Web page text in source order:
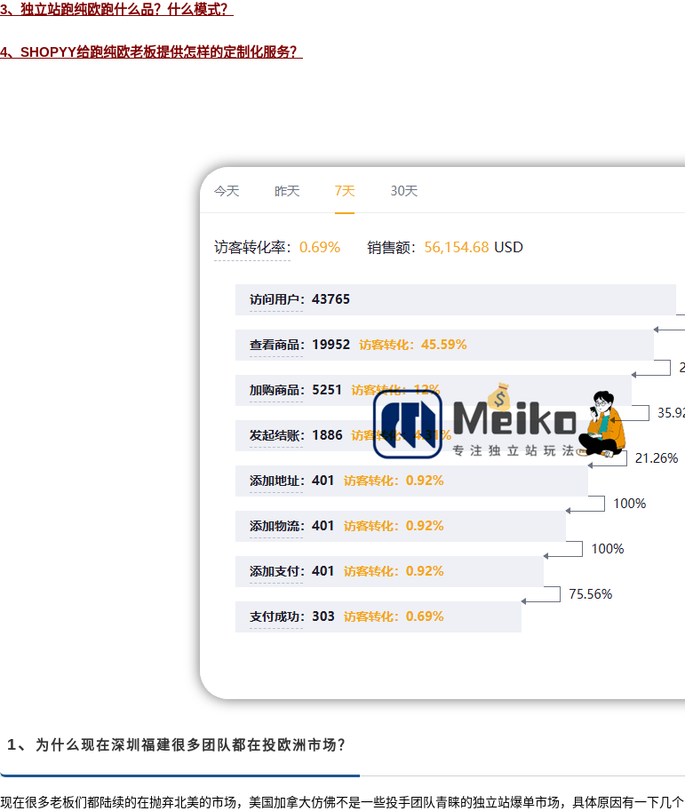
3、独立站跑纯欧跑什么品？什么模式？
4、SHOPYY给跑纯欧老板提供怎样的定制化服务？
1、 为什么现在深圳福建很多团队都在投欧洲市场？
现在很多老板们都陆续的在抛弃北美的市场，美国加拿大仿佛不是一些投手团队青睐的独立站爆单市场，具体原因有一下几个